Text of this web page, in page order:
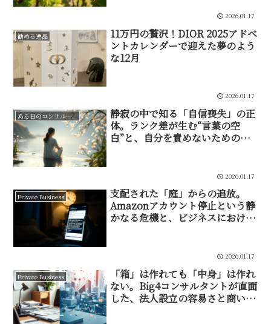
2026.01.17
勧める逸品
11万円の贅沢！DIOR 2025アドベ
ントカレンダーで迎えた夢のよう
な12月
2026.01.17
ある日のコンサルタント
静寂の中で知る「自信喪失」の正
体。ランク差が生む“言葉の空
白”と、自分を責めないための賢
2026.01.17
Private Business
支配された「庭」からの追放。
Amazonアカウント停止という静
かなる危機と、ビジネスにおける
2026.01.17
Private Business
「箱」は作れても「中身」は作れ
ない。Big4コンサルタントが直面
した、法人設立の容易さと商いの